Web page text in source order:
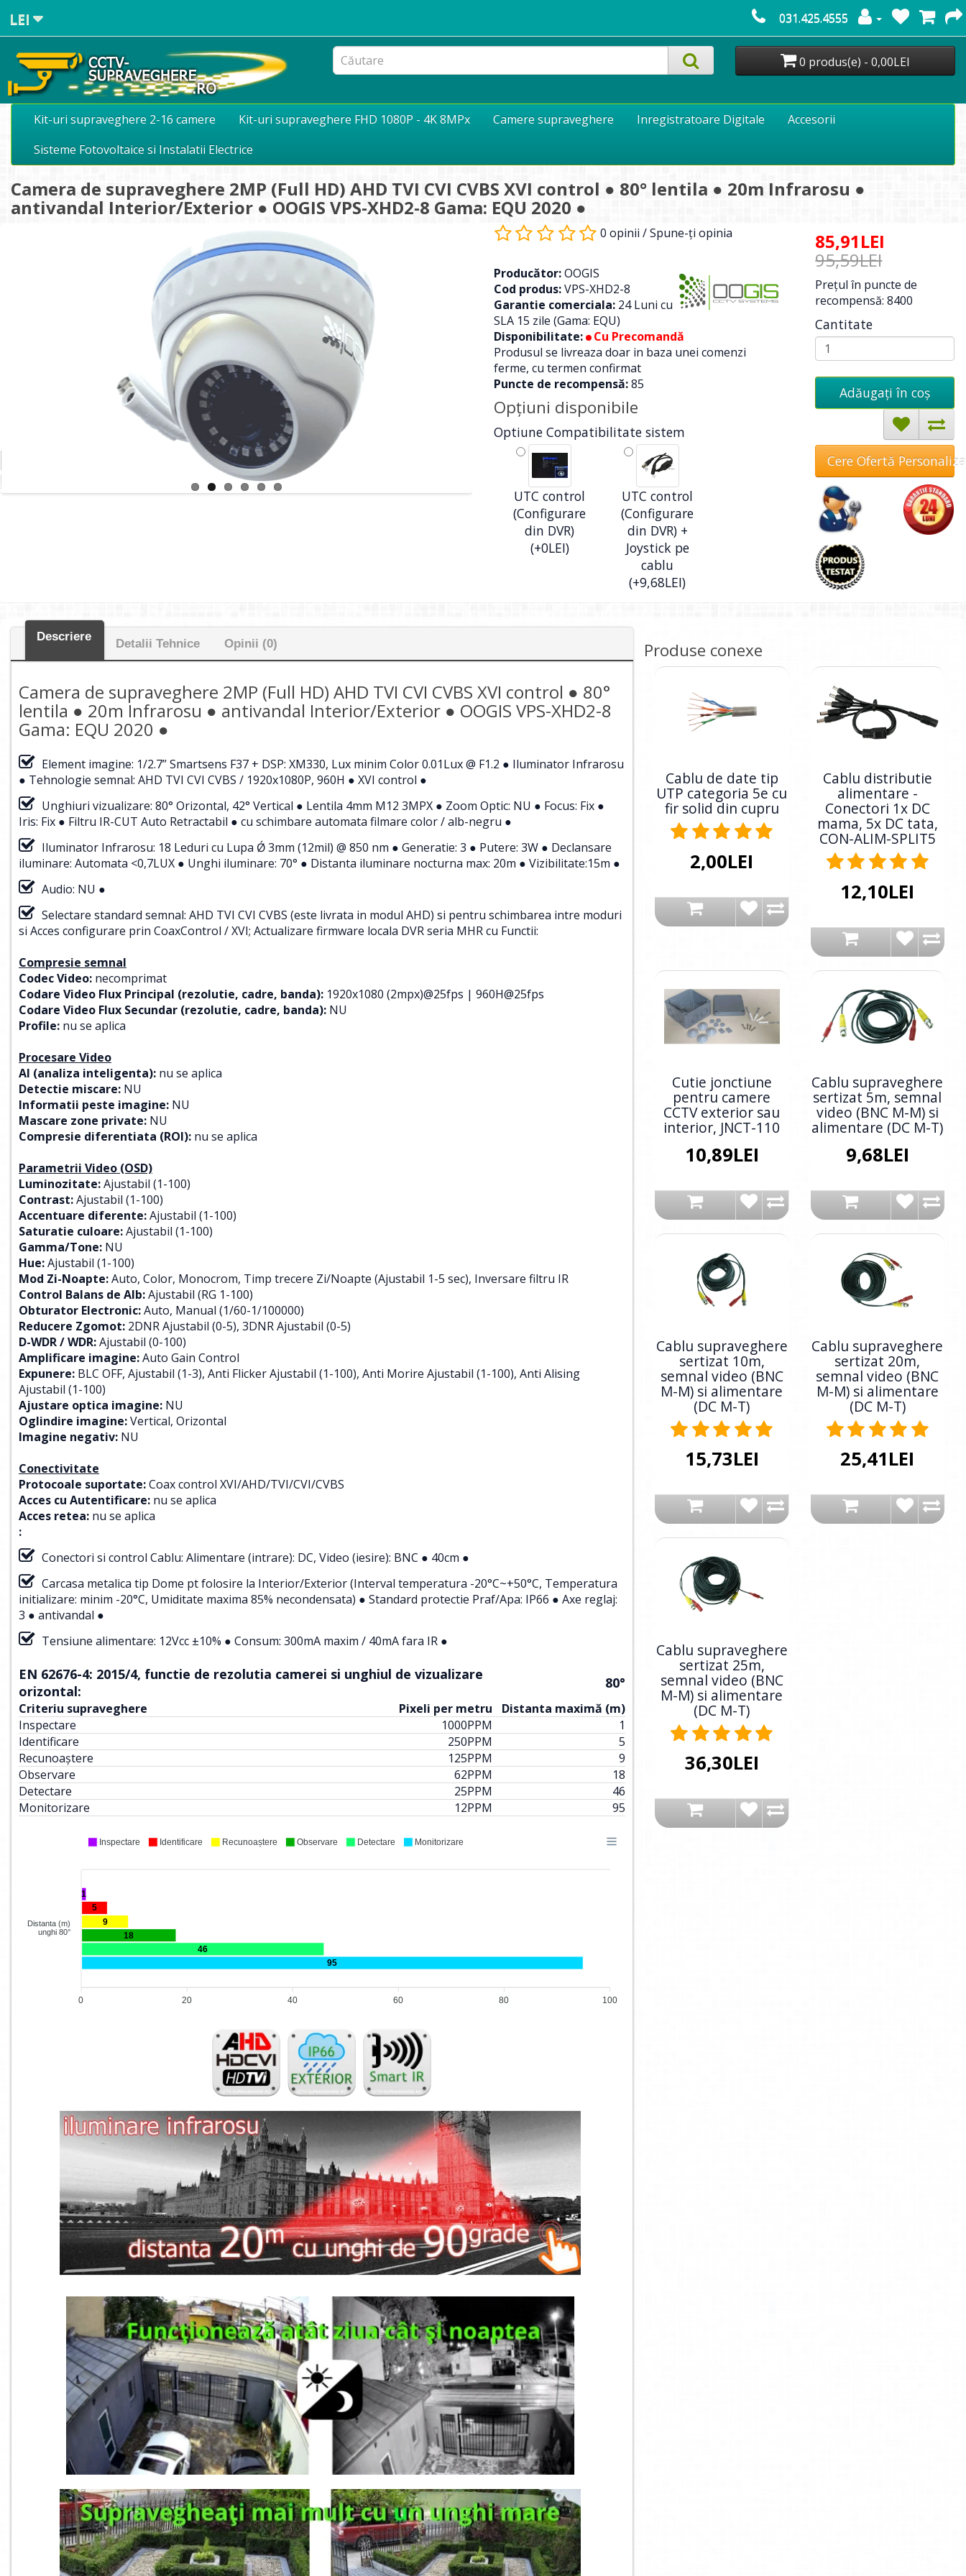
LEI 031.425.4555
0 produs(e) - 0,00LEI
Kit-uri supraveghere 2-16 camere Kit-uri supraveghere FHD 1080P - 4K 8MPx Camere supraveghere Inregistratoare Digitale
Accesorii
Sisteme Fotovoltaice si Instalatii Electrice
Camera de supraveghere 2MP (Full HD) AHD TVI CVI CVBS XVI control ● 80° lentila ● 20m Infrarosu ●
antivandal Interior/Exterior ● OOGIS VPS-XHD2-8 Gama: EQU 2020 ●
0 opinii /Spune-ţi opinia
Producător:OOGIS
Cod produs:VPS-XHD2-8
Garantie comerciala: 24 Luni cu
SLA 15 zile (Gama: EQU)
Disponibilitate:
Cu Precomandă
Produsul se livreaza doar in baza unei comenzi
ferme, cu termen confirmat
Puncte de recompensă:85
Opţiuni disponibile
Optiune Compatibilitate sistem
UTC control
(Configurare
din DVR)
(+0LEI)
UTC control
(Configurare
din DVR) +
Joystick pe
cablu
(+9,68LEI)
85,91LEI
95,59LEI
Preţul în puncte de
recompensă: 8400
Cantitate
Adăugați în coş
Cere Ofertă
Descriere
Detalii Tehnice Opinii (0)
Camera de supraveghere 2MP (Full HD) AHD TVI CVI CVBS XVI control ● 80°
lentila ● 20m Infrarosu ● antivandal Interior/Exterior ● OOGIS VPS-XHD2-8
Gama: EQU 2020 ●
Element imagine: 1/2.7” Smartsens F37 + DSP: XM330, Lux minim Color 0.01Lux @ F1.2 ● Iluminator Infrarosu
● Tehnologie semnal: AHD TVI CVI CVBS / 1920x1080P, 960H ● XVI control ●
Unghiuri vizualizare: 80° Orizontal, 42° Vertical ● Lentila 4mm M12 3MPX ● Zoom Optic: NU ● Focus: Fix ●
Iris: Fix ● Filtru IR-CUT Auto Retractabil ● cu schimbare automata filmare color / alb-negru ●
Iluminator Infrarosu: 18 Leduri cu Lupa Ǿ 3mm (12mil) @ 850 nm ● Generatie: 3 ● Putere: 3W ● Declansare
iluminare: Automata <0,7LUX ● Unghi iluminare: 70° ● Distanta iluminare nocturna max: 20m ● Vizibilitate:15m ●
Audio: NU ●
Selectare standard semnal: AHD TVI CVI CVBS (este livrata in modul AHD) si pentru schimbarea intre moduri
si Acces configurare prin CoaxControl / XVI; Actualizare firmware locala DVR seria MHR cu Functii:
Compresie semnal
Codec Video: necomprimat
Codare Video Flux Principal (rezolutie, cadre, banda): 1920x1080 (2mpx)@25fps | 960H@25fps
Codare Video Flux Secundar (rezolutie, cadre, banda): NU
Profile: nu se aplica
Procesare Video
AI (analiza inteligenta): nu se aplica
Detectie miscare: NU
Informatii peste imagine: NU
Mascare zone private: NU
Compresie diferentiata (ROI): nu se aplica
Parametrii Video (OSD)
Luminozitate:Ajustabil (1-100)
Contrast:Ajustabil (1-100)
Accentuare diferente:Ajustabil (1-100)
Saturatie culoare:Ajustabil (1-100)
Gamma/Tone: NU
Hue:Ajustabil (1-100)
Mod Zi-Noapte:Auto, Color, Monocrom, Timp trecere Zi/Noapte (Ajustabil 1-5 sec), Inversare filtru IR
Control Balans de Alb:Ajustabil (RG 1-100)
Obturator Electronic:Auto, Manual (1/60-1/100000)
Reducere Zgomot: 2DNR Ajustabil (0-5), 3DNR Ajustabil (0-5)
D-WDR / WDR:Ajustabil (0-100)
Amplificare imagine:Auto Gain Control
Expunere: BLC OFF, Ajustabil (1-3), Anti Flicker Ajustabil (1-100), Anti Morire Ajustabil (1-100), Anti Alising
Ajustabil (1-100)
Ajustare optica imagine: NU
Oglindire imagine:Vertical, Orizontal
Imagine negativ: NU
Conectivitate
Protocoale suportate:Coax control XVI/AHD/TVI/CVI/CVBS
Acces cu Autentificare: nu se aplica
Acces retea: nu se aplica
:
Conectori si control Cablu: Alimentare (intrare): DC, Video (iesire): BNC ● 40cm ●
Carcasa metalica tip Dome pt folosire la Interior/Exterior (Interval temperatura -20°C~+50°C, Temperatura
initializare: minim -20°C, Umiditate maxima 85% necondensata) ● Standard protectie Praf/Apa: IP66 ● Axe reglaj:
3 ● antivandal ●
Tensiune alimentare: 12Vcc ±10% ● Consum: 300mA maxim / 40mA fara IR ●
EN 62676-4: 2015/4, functie de rezolutia camerei si unghiul de vizualizare
orizontal:
80°
Criteriu supraveghere Pixeli per metru
Distanta maximă (m)
Inspectare
1000PPM
1
Identificare
250PPM
5
Recunoaștere
125PPM
9
Observare
62PPM
18
Detectare
25PPM
46
Monitorizare
12PPM 95
1
5
9
18
46
95
Distanta (m)
unghi 80°
100
80
60
40
20
0
Inspectare Identificare Recunoaștere Observare Detectare Monitorizare
Produse conexe
Cablu de date tip
UTP categoria 5e cu
fir solid din cupru
2,00LEI
Cablu distributie
alimentare -
Conectori 1x DC
mama, 5x DC tata,
CON-ALIM-SPLIT5
12,10LEI
Cutie jonctiune
pentru camere
CCTV exterior sau
interior, JNCT-110
10,89LEI
Cablu supraveghere
sertizat 5m, semnal
video (BNC M-M) si
alimentare (DC M-T)
9,68LEI
Cablu supraveghere
sertizat 10m,
semnal video (BNC
M-M) si alimentare
(DC M-T)
15,73LEI
Cablu supraveghere
sertizat 20m,
semnal video (BNC
M-M) si alimentare
(DC M-T)
25,41LEI
Cablu supraveghere
sertizat 25m,
semnal video (BNC
M-M) si alimentare
(DC M-T)
36,30LEI